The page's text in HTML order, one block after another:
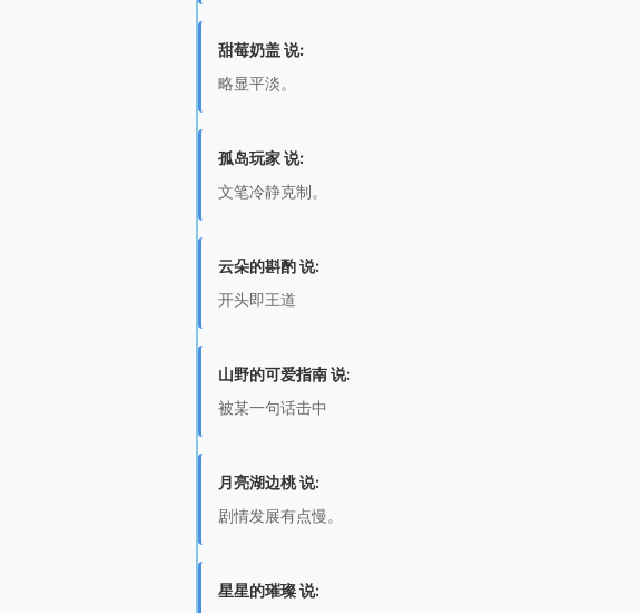
甜莓奶盖 说:
略显平淡。
孤岛玩家 说:
文笔冷静克制。
云朵的斟酌 说:
开头即王道
山野的可爱指南 说:
被某一句话击中
月亮湖边桃 说:
剧情发展有点慢。
星星的璀璨 说: